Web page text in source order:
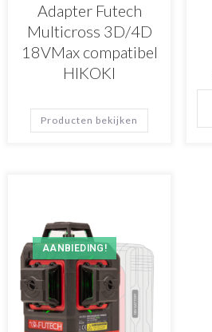
Adapter Futech
Multicross 3D/4D
18VMax compatibel
HIKOKI
Producten bekijken
AANBIEDING!